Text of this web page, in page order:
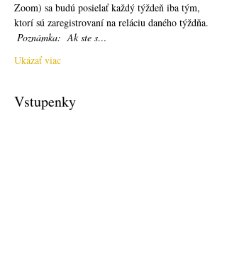
Zoom) sa budú posielať každý týždeň iba tým,
ktorí sú zaregistrovaní na reláciu daného týždňa.
Poznámka: Ak ste s…
Ukázať viac
Vstupenky